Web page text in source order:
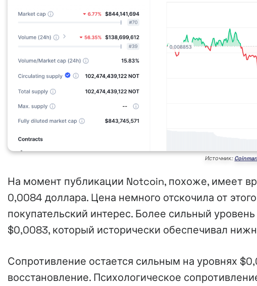
Источник:
На момент публикации Notcoin, похоже, имеет
0,0084 доллара. Цена немного отскочила от
покупательский интерес. Более сильный
$0,0083, который исторически обеспечивал
Сопротивление остается сильным на уровнях
восстановление. Психологическое